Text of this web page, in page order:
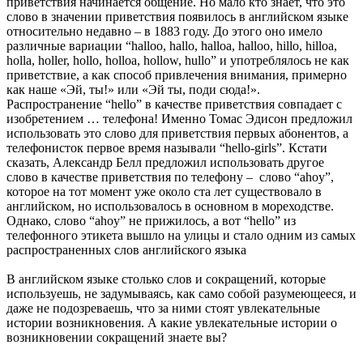
слово в значении приветствия появилось в английском языке
относительно недавно – в 1883 году. До этого оно имело
различные вариации “halloo, hallo, halloa, halloo, hillo, hilloa,
holla, holler, hollo, holloa, hollow, hullo” и употреблялось не как
приветствие, а как способ привлечения внимания, примерно
как наше «Эй, ты!» или «Эй ты, поди сюда!».
Распространение “hello” в качестве приветствия совпадает с
изобретением … телефона! Именно Томас Эдисон предложил
использовать это слово для приветствия первых абонентов, а
телефонисток первое время называли “hello-girls”. Кстати
сказать, Александр Белл предложил использовать другое
слово в качестве приветствия по телефону – слово “ahoy”,
которое на тот момент уже около ста лет существовало в
английском, но использовалось в основном в мореходстве.
Однако, слово “ahoy” не прижилось, а вот “hello” из
телефонного этикета вышло на улицы и стало одним из самых
распространенных слов английского языка
В английском языке столько слов и сокращений, которые
используешь, не задумываясь, как само собой разумеющееся, и
даже не подозреваешь, что за ними стоят увлекательные
истории возникновения. А какие увлекательные истории о
возникновении сокращений знаете вы?